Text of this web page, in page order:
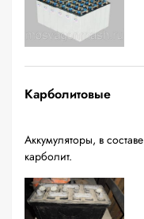
Карболитовые
Аккумуляторы, в
карболит.